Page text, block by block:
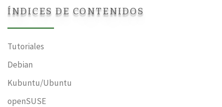
ÍNDICES DE CONTENIDOS
Tutoriales
Debian
Kubuntu/Ubuntu
openSUSE